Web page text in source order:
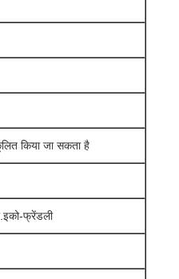
किया जा सकता है
फ्रेंडली